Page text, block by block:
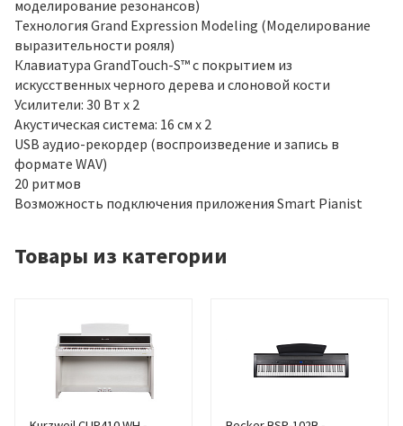
моделирование резонансов)
Технология Grand Expression Modeling (Моделирование
выразительности рояля)
Клавиатура GrandTouch-S™ с покрытием из
искусственных черного дерева и слоновой кости
Усилители: 30 Вт x 2
Акустическая система: 16 см x 2
USB аудио-рекордер (воспроизведение и запись в
формате WAV)
20 ритмов
Возможность подключения приложения Smart Pianist
Товары из категории